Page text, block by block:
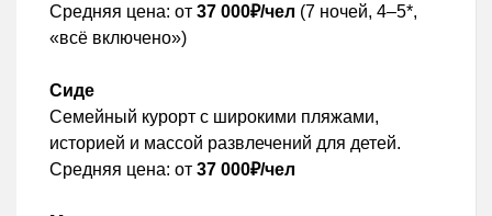
Средняя цена: от 37 000₽/чел (7 ночей, 4–5*,
«всё включено»)
Сиде
Семейный курорт с широкими пляжами,
историей и массой развлечений для детей.
Средняя цена: от 37 000₽/чел